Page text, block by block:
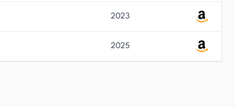
2023
2025